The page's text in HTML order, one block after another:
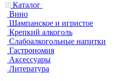
Каталог
Вино
Шампанское и игристое
Крепкий алкоголь
Слабоалкогольные напитки
Гастрономия
Аксессуары
Литература